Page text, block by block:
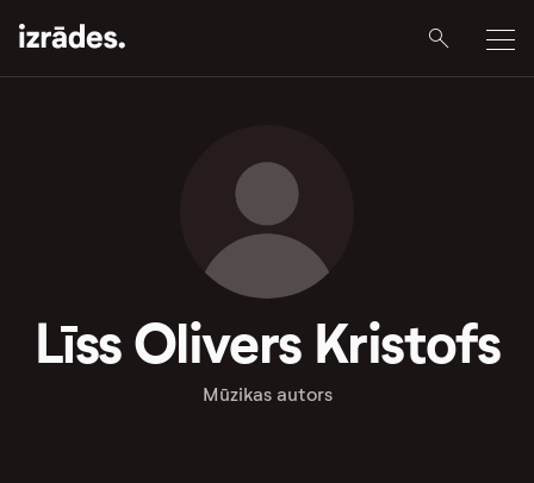
Līss Olivers Kristofs
Mūzikas autors